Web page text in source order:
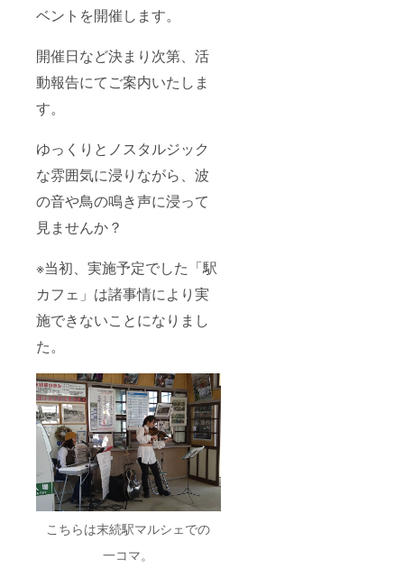
ベントを開催します。
開催日など決まり次第、活
動報告にてご案内いたしま
す。
ゆっくりとノスタルジック
な雰囲気に浸りながら、波
の音や鳥の鳴き声に浸って
見ませんか？
※当初、実施予定でした「駅
カフェ」は諸事情により実
施できないことになりまし
た。
こちらは末続駅マルシェでの
一コマ。